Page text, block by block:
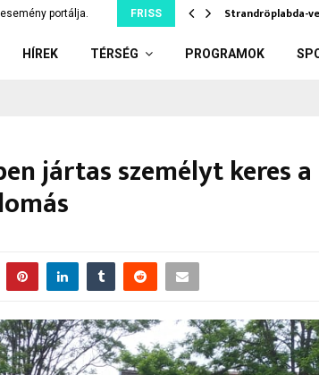
portálja. FRISS
jelölésétől,… Strandröplabda-
HÍREK TÉRSÉG PROGRAMOK
jártas személyt keres